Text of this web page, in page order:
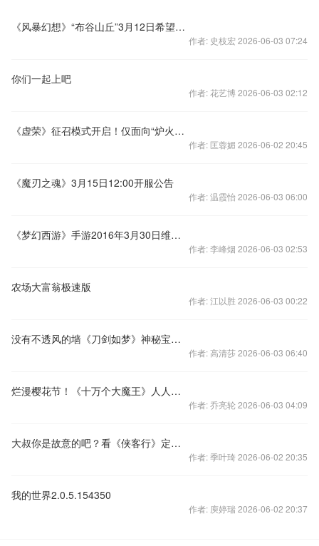
《风暴幻想》“布谷山丘”3月12日希望开启
作者: 史枝宏 2026-06-03 07:24
你们一起上吧
作者: 花艺博 2026-06-03 02:12
《虚荣》征召模式开启！仅面向“炉火纯青及以上”玩家
作者: 匡蓉媚 2026-06-02 20:45
《魔刃之魂》3月15日12:00开服公告
作者: 温霞怡 2026-06-03 06:00
《梦幻西游》手游2016年3月30日维护公告
作者: 李峰烟 2026-06-03 02:53
农场大富翁极速版
作者: 江以胜 2026-06-03 00:22
没有不透风的墙《刀剑如梦》神秘宝石众人皆知的秘密
作者: 高清莎 2026-06-03 06:40
烂漫樱花节！《十万个大魔王》人人都在秀恩爱！
作者: 乔亮轮 2026-06-03 04:09
大叔你是故意的吧？看《侠客行》定禅山显完美马甲线！
作者: 季叶琦 2026-06-02 20:35
我的世界2.0.5.154350
作者: 庾婷瑞 2026-06-02 20:37